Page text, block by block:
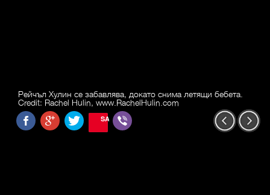
Рейчъл Хулин се забавлява, докато снима летящи бебета.
Credit: Rachel Hulin, www.RachelHulin.com
SAVE